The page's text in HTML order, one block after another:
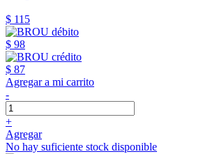
$ 115
$ 98
$ 87
Agregar a mi carrito
-
+
Agregar
No hay suficiente stock disponible